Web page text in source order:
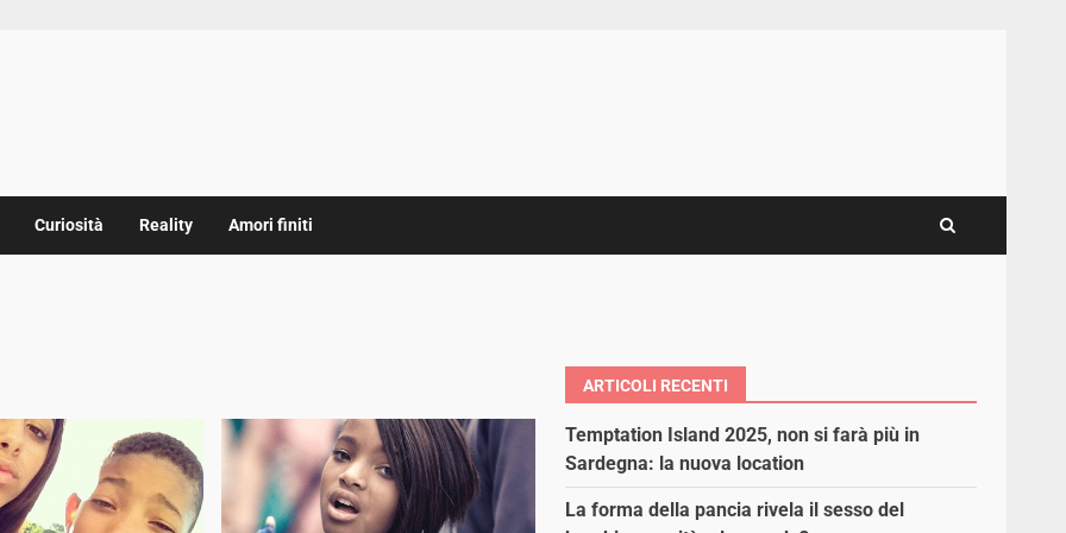
Curiosità Reality Amori finiti
ARTICOLI RECENTI
Temptation Island 2025, non si farà più in
Sardegna: la nuova location
La forma della pancia rivela il sesso del